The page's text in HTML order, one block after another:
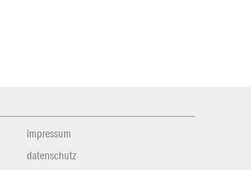
impressum
datenschutz